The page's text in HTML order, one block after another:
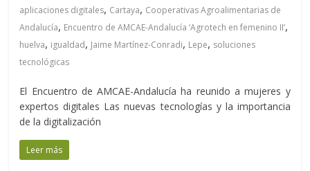
aplicaciones digitales, Cartaya, Cooperativas Agroalimentarias de
Andalucía, Encuentro de AMCAE-Andalucía ‘Agrotech en femenino II’,
huelva, igualdad, Jaime Martínez-Conradi, Lepe, soluciones
tecnológicas
El Encuentro de AMCAE-Andalucía ha reunido a mujeres y
expertos digitales Las nuevas tecnologías y la importancia
de la digitalización
Leer más